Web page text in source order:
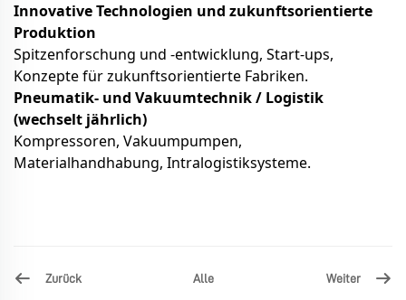
Innovative Technologien und zukunftsorientierte
Produktion
Spitzenforschung und -entwicklung, Start-ups,
Konzepte für zukunftsorientierte Fabriken.
Pneumatik- und Vakuumtechnik / Logistik
(wechselt jährlich)
Kompressoren, Vakuumpumpen,
Materialhandhabung, Intralogistiksysteme.
Zurück Alle Weiter